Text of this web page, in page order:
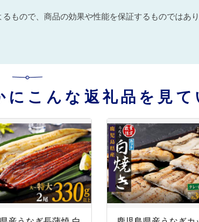
もので、商品の効果や性能を保証するものではあり
こんな返礼品を見て